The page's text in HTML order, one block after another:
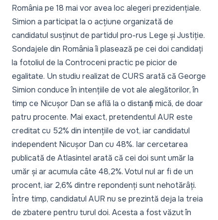
România pe 18 mai vor avea loc alegeri prezidențiale.
Simion a participat la o acțiune organizată de
candidatul susținut de partidul pro-rus Lege și Justiție.
Sondajele din România îi plasează pe cei doi candidați
la fotoliul de la Controceni practic pe picior de
egalitate. Un studiu realizat de CURS arată că George
Simion conduce în intențiile de vot ale alegătorilor, în
timp ce Nicușor Dan se află la o distanță mică, de doar
patru procente. Mai exact, pretendentul AUR este
creditat cu 52% din intențiile de vot, iar candidatul
independent Nicușor Dan cu 48%. Iar cercetarea
publicată de Atlasintel arată că cei doi sunt umăr la
umăr și ar acumula câte 48,2%. Votul nul ar fi de un
procent, iar 2,6% dintre repondenți sunt nehotărâți.
Între timp, candidatul AUR nu se prezintă deja la treia
de zbatere pentru turul doi. Acesta a fost văzut în